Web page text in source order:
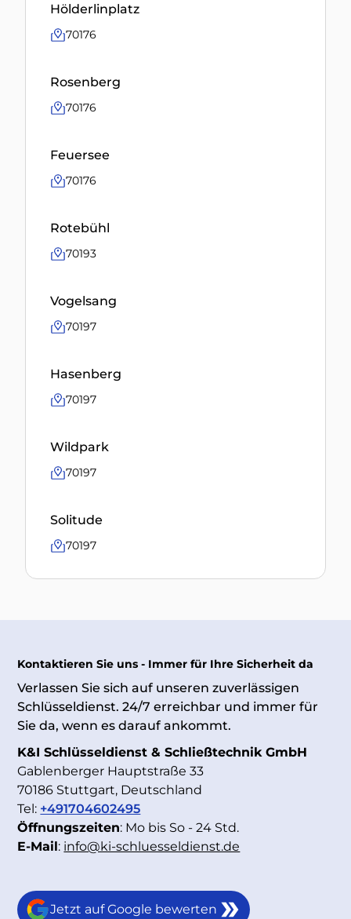
Hölderlinplatz
70176
Rosenberg
70176
Feuersee
70176
Rotebühl
70193
Vogelsang
70197
Hasenberg
70197
Wildpark
70197
Solitude
70197
Kontaktieren Sie uns - Immer für Ihre Sicherheit da
Verlassen Sie sich auf unseren zuverlässigen
Schlüsseldienst. 24/7 erreichbar und immer für
Sie da, wenn es darauf ankommt.
K&I Schlüsseldienst & Schließtechnik GmbH
Gablenberger Hauptstraße 33
70186 Stuttgart, Deutschland
Tel: +491704602495
Öffnungszeiten: Mo bis So - 24 Std.
E-Mail: info@ki-schluesseldienst.de
Jetzt auf Google bewerten